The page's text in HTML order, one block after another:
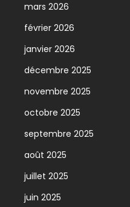
mars 2026
février 2026
janvier 2026
décembre 2025
novembre 2025
octobre 2025
septembre 2025
août 2025
juillet 2025
juin 2025